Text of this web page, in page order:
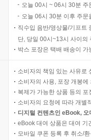
오늘 00시 ~ 06시 30분
오늘 06시 30분 이후 주
직수입 음반/영상물/기프트
단, 당일 00시~13시 사이의
박스 포장은 택배 배송이
소비자의 책임 있는 사유로
소비자의 사용, 포장 개봉
복제가 가능한 상품 등의
소비자의 요청에 따라 개별
디지털 컨텐츠인 eBook,
eBook 대여 상품은 대여 기
모바일 쿠폰 등록 후 취소/